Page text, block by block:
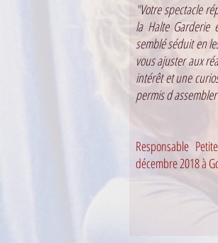
"Votre spectacle
la Halte Garderie
semblé séduit en
vous ajuster aux
intérêt et une
permis d
Responsable
décembre 2018 à